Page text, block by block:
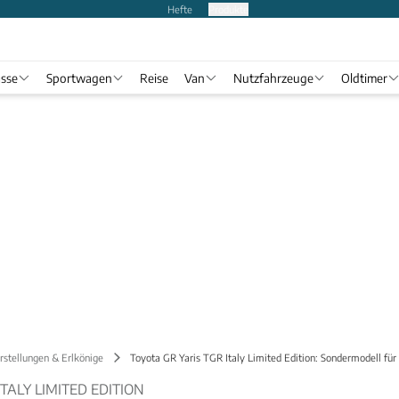
Hefte
Sportwagen Reise Van Nutzfahrzeuge Oldtimer
& Erlkönige Toyota GR Yaris TGR Italy Limited Edition: Sondermodell
LIMITED EDITION